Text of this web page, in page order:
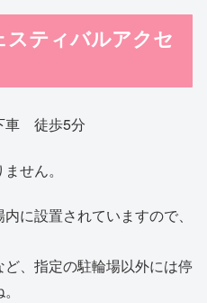
ティバルアクセ
車 徒歩5分
せん。
に設置されていますので、
、指定の駐輪場以外には停